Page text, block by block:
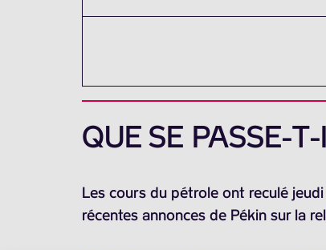
QUE SE PASSE-
Les cours du pétrole ont reculé
récentes annonces de Pékin sur la